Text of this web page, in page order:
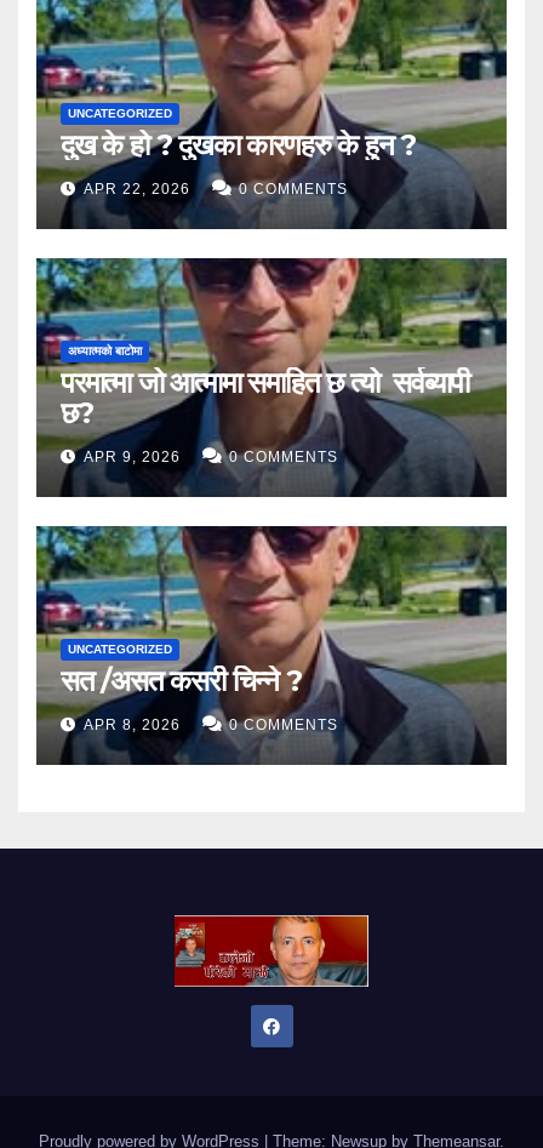
UNCATEGORIZED
दुख के हो ? दुखका कारणहरु के हुन ?
APR 22, 2026 0 COMMENTS
अध्यात्मको बाटोमा
परमात्मा जो आत्मामा समाहित छ त्यो सर्वब्यापी
छ?
APR 9, 2026 0 COMMENTS
UNCATEGORIZED
सत /असत कसरी चिन्ने ?
APR 8, 2026 0 COMMENTS
Proudly powered by WordPress Theme: Newsup by Themeansar.